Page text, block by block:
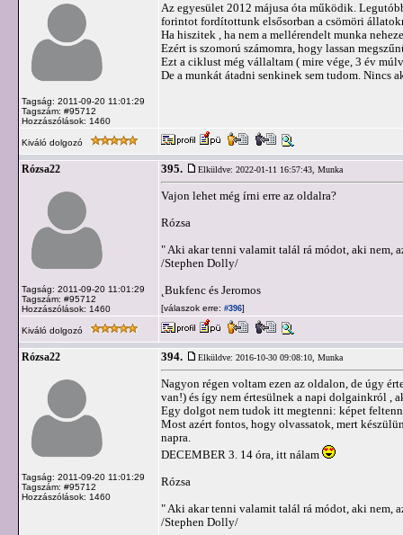
Tagság: 2011-09-20 11:01:29
Tagszám: #95712
Hozzászólások: 1460
Az egyesület 2012 májusa óta működik.
forintot fordítottunk elsősorban a csömöri
Ha hiszitek , ha nem a mellérendelt munka
Ezért is szomorú számomra, hogy lassan
Ezt a ciklust még vállaltam ( mire vége, 3 év
De a munkát átadni senkinek sem tudom. Nincs
Kiváló dolgozó
Rózsa22
Tagság: 2011-09-20 11:01:29
Tagszám: #95712
Hozzászólások: 1460
395. Elküldve: 2022-01-11 16:57:43, Munka
Vajon lehet még írni erre az oldalra?
Rózsa
" Aki akar tenni valamit talál rá módot, aki nem,
/Stephen Dolly/
˛Bukfenc és Jeromos
[válaszok erre: #396]
Kiváló dolgozó
Rózsa22
Tagság: 2011-09-20 11:01:29
Tagszám: #95712
Hozzászólások: 1460
394. Elküldve: 2016-10-30 09:08:10, Munka
Nagyon régen voltam ezen az oldalon, de úgy
van!) és így nem értesülnek a napi dolgainkról ,
Egy dolgot nem tudok itt megtenni: képet
Most azért fontos, hogy olvassatok, mert
napra.
DECEMBER 3. 14 óra, itt nálam
Rózsa
" Aki akar tenni valamit talál rá módot, aki nem,
/Stephen Dolly/